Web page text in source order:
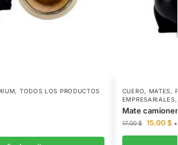
, TODOS LOS PRODUCTOS CUERO, MATES,
EMPRESARIALES
Mate
17.00$ 15.00 $